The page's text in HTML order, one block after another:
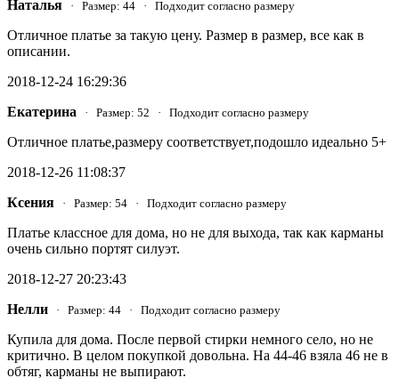
Наталья · Размер: 44 · Подходит согласно размеру
Отличное платье за такую цену. Размер в размер, все как в
описании.
2018-12-24 16:29:36
Екатерина · Размер: 52 · Подходит согласно размеру
Отличное платье,размеру соответствует,подошло идеально 5+
2018-12-26 11:08:37
Ксения · Размер: 54 · Подходит согласно размеру
Платье классное для дома, но не для выхода, так как карманы
очень сильно портят силуэт.
2018-12-27 20:23:43
Нелли · Размер: 44 · Подходит согласно размеру
Купила для дома. После первой стирки немного село, но не
критично. В целом покупкой довольна. На 44-46 взяла 46 не в
обтяг, карманы не выпирают.